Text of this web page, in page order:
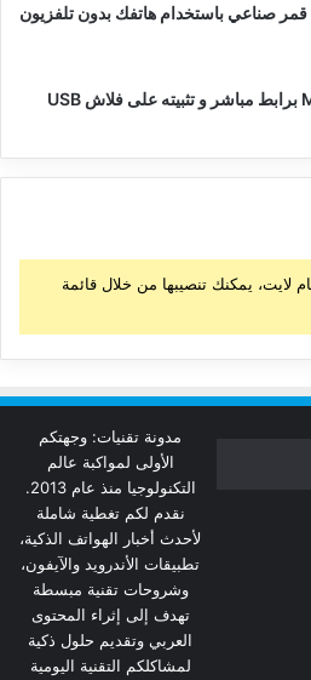
صناعي باستخدام هاتفك بدون تلفزيون
تحميل نسخة MacOS Sierra برابط مباشر و تثبيته على فلاش USB
لايت، يمكنك تنصيبها من خلال قائمة
مدونة تقنيات: وجهتكم
الأولى لمواكبة عالم
التكنولوجيا منذ عام 2013.
نقدم لكم تغطية شاملة
لأحدث أخبار الهواتف الذكية،
تطبيقات الأندرويد والآيفون،
وشروحات تقنية مبسطة
تهدف إلى إثراء المحتوى
العربي وتقديم حلول ذكية
لمشاكلكم التقنية اليومية